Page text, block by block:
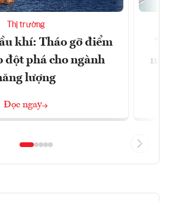
Thị trường
khí: Tháo gỡ điểm
đột phá cho ngành
lượng
Đọc ngay